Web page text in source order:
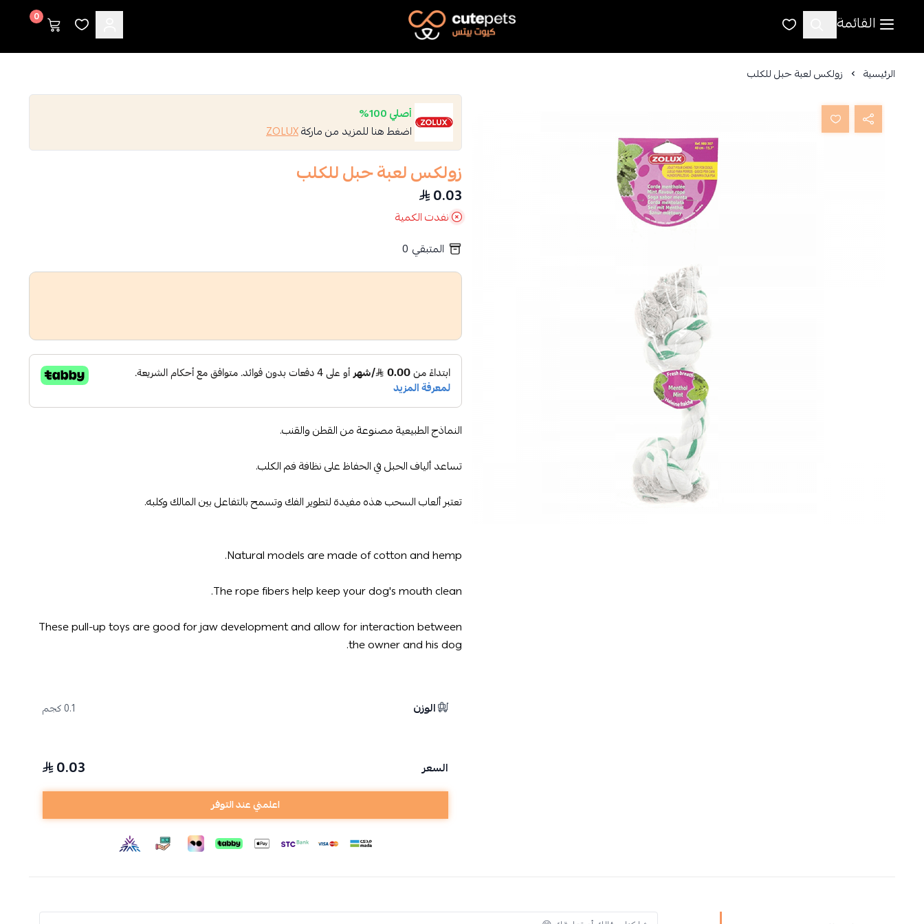
القائمة Cutepets
0
الرئيسية زولكس لعبة حبل للكلب
أصلي 100%
اضغط هنا للمزيد من ماركةZOLUX
زولكس لعبة حبل للكلب
0.03
نفدت الكمية
المتبقي 0
النماذج الطبيعية مصنوعة من القطن والقنب.
تساعد ألياف الحبل في الحفاظ على نظافة فم الكلب.
تعتبر ألعاب السحب هذه مفيدة لتطوير الفك وتسمح بالتفاعل بين المالك وكلبه.
Natural models are made of cotton and hemp.
The rope fibers help keep your dog's mouth clean.
These pull-up toys are good for jaw development and allow for interaction between
the owner and his dog.
الوزن 0.1 كجم
السعر 0.03
اعلمني عند التوفر